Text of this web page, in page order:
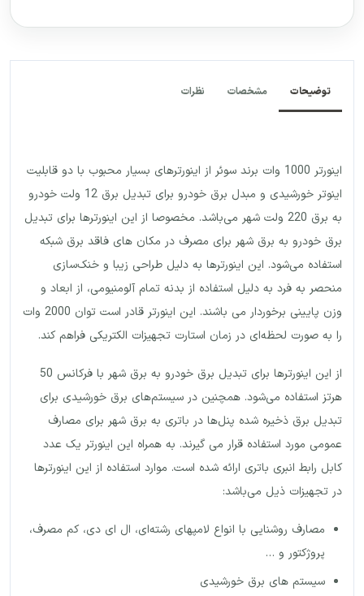
توضیحات مشخصات نظرات
اینورتر 1000 وات برند سوئر از اینورترهای بسیار محبوب با دو قابلیت
اینوتر خورشیدی و مبدل برق خودرو برای تبدیل برق 12 ولت خودرو
به برق 220 ولت شهر می‌باشد. مخصوصا از این اینورترها برای تبدیل
برق خودرو به برق شهر برای مصرف در مکان های فاقد برق شبکه
استفاده می‌شود. این اینورترها به دلیل طراحی زیبا و خنک‌سازی
منحصر به فرد به دلیل استفاده از بدنه تمام آلومنیومی، از ابعاد و
وزن پایینی برخوردار می باشند. این اینورتر قادر است توان 2000 وات
را به صورت لحظه‌ای در زمان استارت تجهیزات الکتریکی فراهم کند.
از این اینورترها برای تبدیل برق خودرو به برق شهر با فرکانس 50
هرتز استفاده می‌شود. همچنین در سیستم‌های برق خورشیدی برای
تبدیل برق ذخیره شده پنل‌ها در باتری به برق شهر برای مصارف
عمومی مورد استفاده قرار می گیرند. به همراه این اینورتر یک عدد
کابل رابط انبری باتری ارائه شده است. موارد استفاده از این اینورترها
در تجهیزات ذیل می‌باشد:
مصارف روشنایی با انواع لامپهای رشته‌ای، ال ای دی، کم مصرف،
پروژکتور و …
سیستم های برق خورشیدی